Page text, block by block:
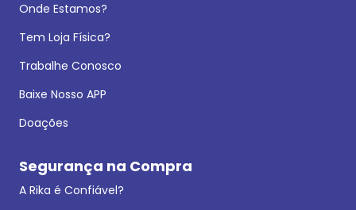
Onde Estamos?
Tem Loja Física?
Trabalhe Conosco
Baixe Nosso APP
Doações
Segurança na Compra
A Rika é Confiável?